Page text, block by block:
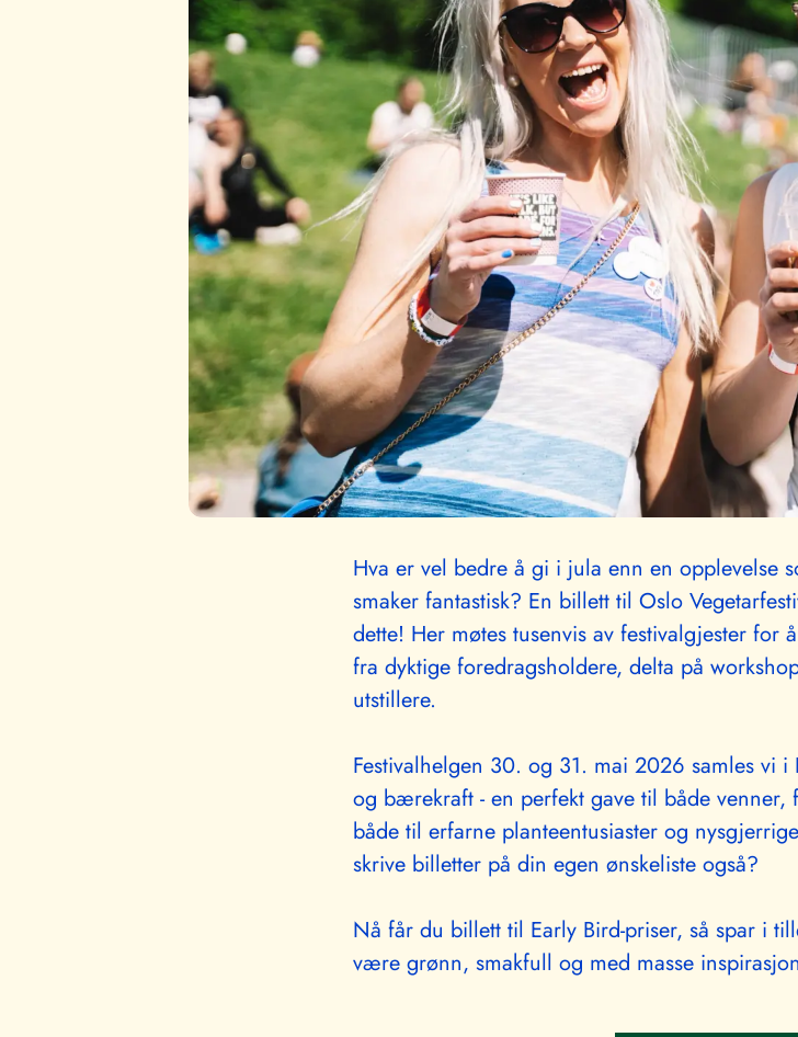
Hva er vel bedre å gi i jula enn en opplevelse
smaker fantastisk? En billett til Oslo
dette! Her møtes tusenvis av festivalgjester for
fra dyktige foredragsholdere, delta på
utstillere.
Festivalhelgen 30. og 31. mai 2026 samles vi
og bærekraft - en perfekt gave til både venner,
både til erfarne planteentusiaster og
skrive billetter på din egen ønskeliste også?
Nå får du billett til Early Bird-priser, så spar i
være grønn, smakfull og med masse